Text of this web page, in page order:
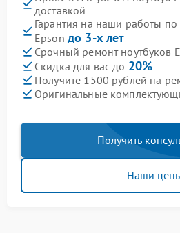
доставкой
Гарантия на наши работы по
Epson до 3-х лет
Срочный ремонт ноутбуков
Скидка для вас до 20%
Получите 1500 рублей на
Оригинальные
Получить
Наши